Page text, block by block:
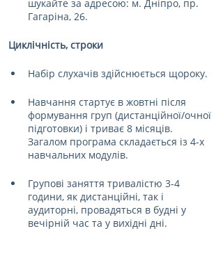
шукайте за адресою: м. Дніпро, пр.
Гагаріна, 26.
Циклічність, строки
Набір слухачів здійснюється щороку.
Навчання стартує в жовтні після
формування груп (дистанційної/очної
підготовки) і триває 8 місяців.
Загалом програма складається із 4-х
навчальних модулів.
Групові заняття тривалістю 3-4
години, як дистанційні, так і
аудиторні, провадяться в будні у
вечірній час та у вихідні дні.